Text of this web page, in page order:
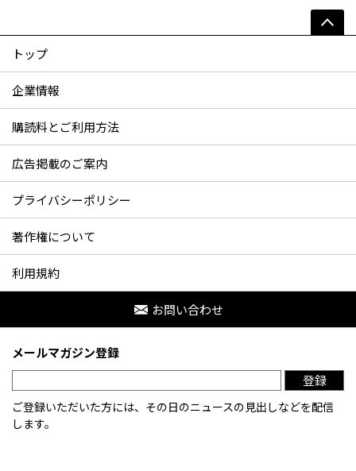
トップ
企業情報
購読料とご利用方法
広告掲載のご案内
プライバシーポリシー
著作権について
利用規約
お問い合わせ
メールマガジン登録
登録
ご登録いただいた方には、その日のニュースの見出しなどを配信
します。